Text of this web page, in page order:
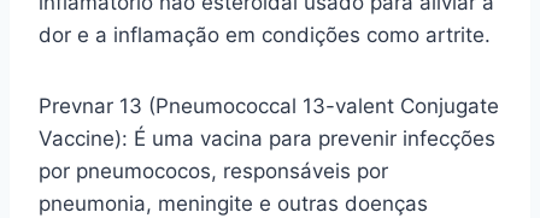
dor e a inflamação em condições como artrite.
Prevnar 13 (Pneumococcal 13-valent Conjugate
Vaccine): É uma vacina para prevenir infecções
por pneumococos, responsáveis por
pneumonia, meningite e outras doenças